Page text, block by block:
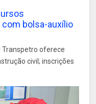
bolsa-auxílio
Transpetro oferece
civil; inscrições